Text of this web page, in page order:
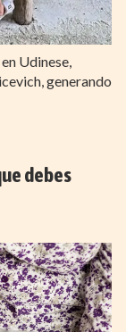
Udinese,
generando
debes